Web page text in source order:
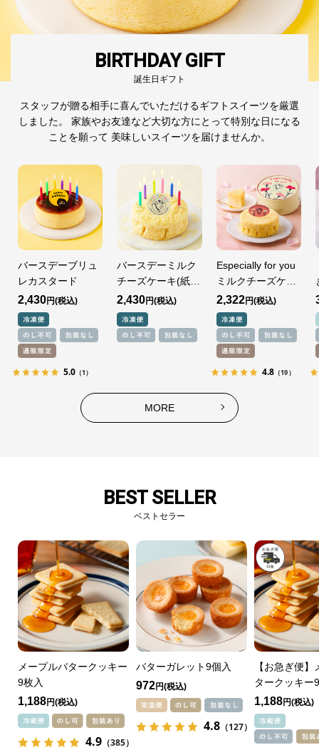
BIRTHDAY GIFT
誕生日ギフト
スタッフが贈る相手に喜んでいただけるギフトスイーツを厳選
しました。
家族やお友達など大切な方にとって特別な日になる
ことを願って 美味しいスイーツを届けませんか。
バースデーブリュ
レカスタード
2,430円
5.0 （1）
バースデーミルク
チーズケーキ(紙
缶)
2,430円
Especially for you
ミルクチーズケー
キ
2,322円
4.8（19）
MORE
BEST SELLER
ベストセラー
メープルバタークッキー
9枚入
1,188円
4.9 （385）
バターガレット9個入
972円
4.8 （127）
【お急ぎ便
タークッキー
1,188円